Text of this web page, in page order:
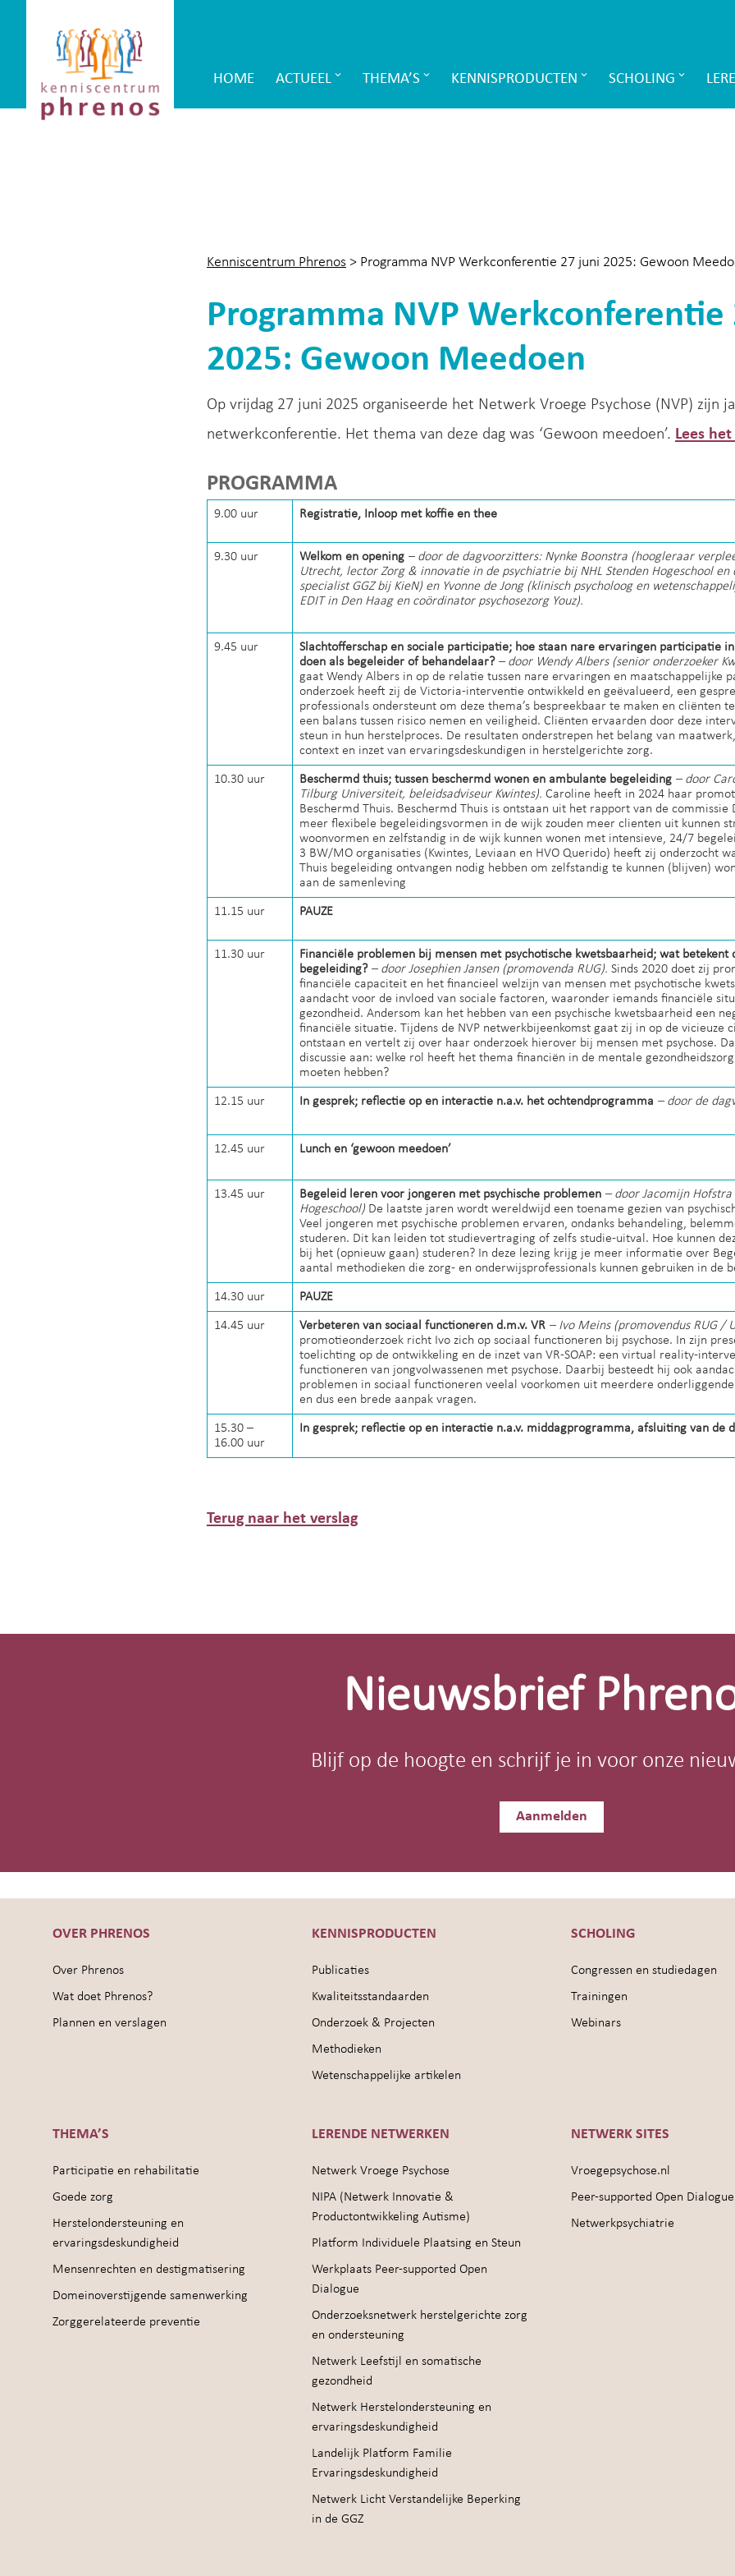
Phrenos
website
Main
HOME ACTUEEL THEMA’S KENNISPRODUCTEN SCHOLING
Kenniscentrum Phrenos > Programma NVP Werkconferentie 27 juni 2025: Gewoon
Programma NVP Werkconferentie
2025: Gewoon Meedoen
Op vrijdag 27 juni 2025 organiseerde het Netwerk Vroege Psychose (NVP) zijn
netwerkconferentie. Het thema van deze dag was ‘Gewoon meedoen’. Lees
PROGRAMMA
9.00 uur Registratie, Inloop met koffie en thee
9.30 uur Welkom en opening – door de dagvoorzitters: Nynke Boonstra (hoogleraar
Utrecht, lector Zorg & innovatie in de psychiatrie bij NHL Stenden Hogeschool
specialist GGZ bij KieN) en Yvonne de Jong (klinisch psycholoog en
EDIT in Den Haag en coördinator psychosezorg Youz).
9.45 uur
Slachtofferschap en sociale participatie; hoe staan nare ervaringen participatie
doen als begeleider of behandelaar? – door Wendy Albers (senior onderzoeker
gaat Wendy Albers in op de relatie tussen nare ervaringen en maatschappelijke
onderzoek heeft zij de Victoria-interventie ontwikkeld en geëvalueerd, een
professionals ondersteunt om deze thema’s bespreekbaar te maken en cliënten
een balans tussen risico nemen en veiligheid. Cliënten ervaarden door deze
steun in hun herstelproces. De resultaten onderstrepen het belang van
context en inzet van ervaringsdeskundigen in herstelgerichte zorg.
10.30 uur Beschermd thuis; tussen beschermd wonen en ambulante begeleiding – door
Tilburg Universiteit, beleidsadviseur Kwintes). Caroline heeft in 2024 haar
Beschermd Thuis. Beschermd Thuis is ontstaan uit het rapport van de commissie
meer flexibele begeleidingsvormen in de wijk zouden meer clienten uit kunnen
woonvormen en zelfstandig in de wijk kunnen wonen met intensieve, 24/7
3 BW/MO organisaties (Kwintes, Leviaan en HVO Querido) heeft zij onderzocht
Thuis begeleiding ontvangen nodig hebben om zelfstandig te kunnen (blijven)
aan de samenleving
11.15 uur PAUZE
11.30 uur
Financiële problemen bij mensen met psychotische kwetsbaarheid; wat
begeleiding? – door Josephien Jansen (promovenda RUG). Sinds 2020 doet zij
financiële capaciteit en het financieel welzijn van mensen met psychotische
aandacht voor de invloed van sociale factoren, waaronder iemands financiële
gezondheid. Andersom kan het hebben van een psychische kwetsbaarheid een
financiële situatie. Tijdens de NVP netwerkbijeenkomst gaat zij in op de vicieuze
ontstaan en vertelt zij over haar onderzoek hierover bij mensen met psychose.
discussie aan: welke rol heeft het thema financiën in de mentale
moeten hebben?
12.15 uur In gesprek; reflectie op en interactie n.a.v. het ochtendprogramma – door de
12.45 uur Lunch en ‘gewoon meedoen’
13.45 uur Begeleid leren voor jongeren met psychische problemen – door Jacomijn
Hogeschool) De laatste jaren wordt wereldwijd een toename gezien van
Veel jongeren met psychische problemen ervaren, ondanks behandeling,
studeren. Dit kan leiden tot studievertraging of zelfs studie-uitval. Hoe kunnen
bij het (opnieuw gaan) studeren? In deze lezing krijg je meer informatie over
aantal methodieken die zorg- en onderwijsprofessionals kunnen gebruiken in de
14.30 uur PAUZE
14.45 uur Verbeteren van sociaal functioneren d.m.v. VR – Ivo Meins (promovendus RUG /
promotieonderzoek richt Ivo zich op sociaal functioneren bij psychose. In zijn
toelichting op de ontwikkeling en de inzet van VR-SOAP: een virtual reality-
functioneren van jongvolwassenen met psychose. Daarbij besteedt hij ook
problemen in sociaal functioneren veelal voorkomen uit meerdere onderliggende
en dus een brede aanpak vragen.
15.30 –
16.00 uur
In gesprek; reflectie op en interactie n.a.v. middagprogramma, afsluiting van de
Terug naar het verslag
footer
Nieuwsbrief
Blijf op de hoogte en schrijf je in voor onze
Aanmelden
OVER PHRENOS
Over Phrenos
Wat doet Phrenos?
Plannen en verslagen
KENNISPRODUCTEN
Publicaties
Kwaliteitsstandaarden
Onderzoek & Projecten
Methodieken
Wetenschappelijke artikelen
SCHOLING
Congressen en studiedagen
Trainingen
Webinars
THEMA’S
Participatie en rehabilitatie
Goede zorg
Herstelondersteuning en
ervaringsdeskundigheid
Mensenrechten en destigmatisering
Domeinoverstijgende samenwerking
Zorggerelateerde preventie
LERENDE NETWERKEN
Netwerk Vroege Psychose
NIPA (Netwerk Innovatie &
Productontwikkeling Autisme)
Platform Individuele Plaatsing en Steun
Werkplaats Peer-supported Open
Dialogue
Onderzoeksnetwerk herstelgerichte zorg
en ondersteuning
Netwerk Leefstijl en somatische
gezondheid
Netwerk Herstelondersteuning en
ervaringsdeskundigheid
Landelijk Platform Familie
Ervaringsdeskundigheid
Netwerk Licht Verstandelijke Beperking
in de GGZ
NETWERK SITES
Vroegepsychose.nl
Peer-supported Open Dialogue
Netwerkpsychiatrie